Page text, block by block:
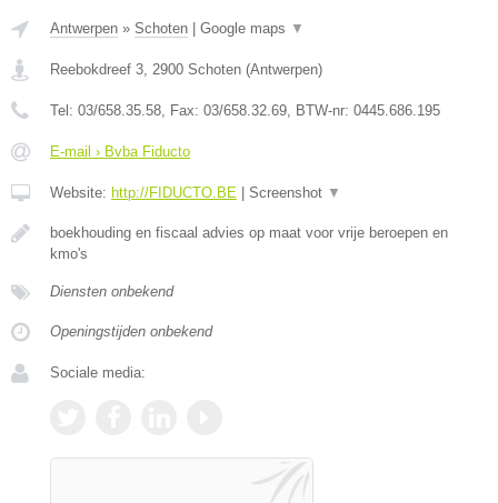
Antwerpen » Schoten Google maps ▼
Reebokdreef 3 2900 Schoten (Antwerpen)
Tel: 03/658.35.58 , Fax: 03/658.32.69 , BTW-nr: 0445.686.195
E-mail › Bvba Fiducto
Website: http://FIDUCTO.BE Screenshot ▼
boekhouding en fiscaal advies op maat voor vrije beroepen en
kmo's
Diensten onbekend
Openingstijden onbekend
Sociale media: